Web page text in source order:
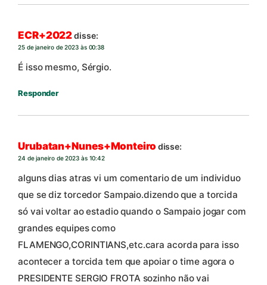
ECR+2022disse:
25 de janeiro de 2023 às 00:38
É isso mesmo, Sérgio.
Responder
Urubatan+Nunes+Monteiro disse:
24 de janeiro de 2023 às 10:42
alguns dias atras vi um comentario de um individuo
que se diz torcedor Sampaio.dizendo que a torcida
só vai voltar ao estadio quando o Sampaio jogar com
grandes equipes como
FLAMENGO,CORINTIANS,etc.cara acorda para isso
acontecer a torcida tem que apoiar o time agora o
PRESIDENTE SERGIO FROTA sozinho não vai